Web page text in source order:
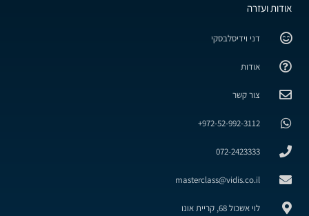
אודות ועזרה
דני וידיסלבסקי
אודות
צור קשר
972-52-992-3112+
072-2423333
masterclass@vidis.co.il
לוי אשכול 68, קריית אונו